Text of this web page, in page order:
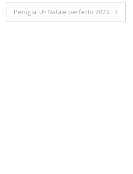
Perugia. Un Natale perfetto 2023.